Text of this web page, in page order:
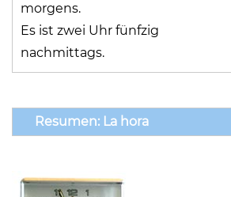
morgens.
Es ist zwei Uhr fünfzig
nachmittags.
Resumen: La hora